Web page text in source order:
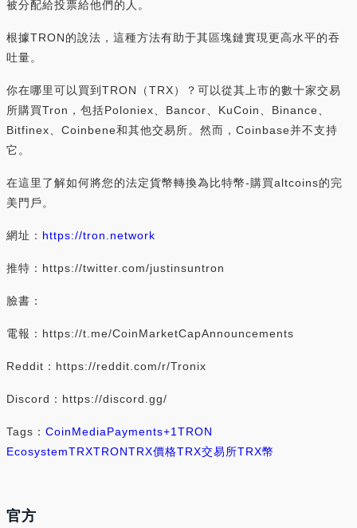
被分配給投票給他們的人。
根據TRON的說法，這種方法有助于其區塊鏈實現更高水平的吞
吐量。
你在哪里可以買到TRON（TRX）？可以從其上市的數十家交易
所購買Tron，包括Poloniex、Bancor、KuCoin、Binance、
Bitfinex、Coinbene和其他交易所。然而，Coinbase并不支持
它。
在這里了解如何將您的法定貨幣轉換為比特幣-購買altcoins的完
美門戶。
網址： https://tron.network
推特：https://twitter.com/justinsuntron
臉書：
電報：https://t.me/CoinMarketCapAnnouncements
Reddit：https://reddit.com/r/Tronix
Discord：https://discord.gg/
Tags： CoinMediaPayments+1 TRON
EcosystemTRXTRONTRX價格TRX交易所TRX幣
官方